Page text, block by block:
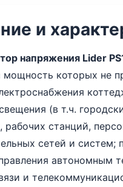
и
напряжения Lider
которых не
(в т.ч.
рабочих станций,
сетей и систем;
автономным
и